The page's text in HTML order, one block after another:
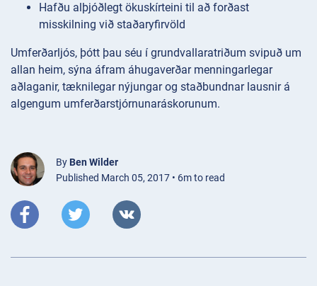
Hafðu alþjóðlegt ökuskírteini til að forðast
misskilning við staðaryfirvöld
Umferðarljós, þótt þau séu í grundvallaratriðum svipuð um
allan heim, sýna áfram áhugaverðar menningarlegar
aðlaganir, tæknilegar nýjungar og staðbundnar lausnir á
algengum umferðarstjórnunaráskorunum.
By Ben Wilder
Published March 05, 2017 • 6m to read